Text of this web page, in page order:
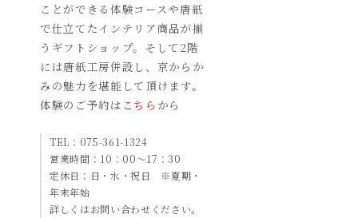
ことができる体験コースや唐紙
で仕立てたインテリア商品が揃
うギフトショップ。そして2階
には唐紙工房併設し、京からか
みの魅力を堪能して頂けます。
体験のご予約は こちら から
TEL：075-361-1324
営業時間：10：00～17：30
定休日：日・水・祝日 ※夏期・
年末年始
詳しくはお問い合わせください。